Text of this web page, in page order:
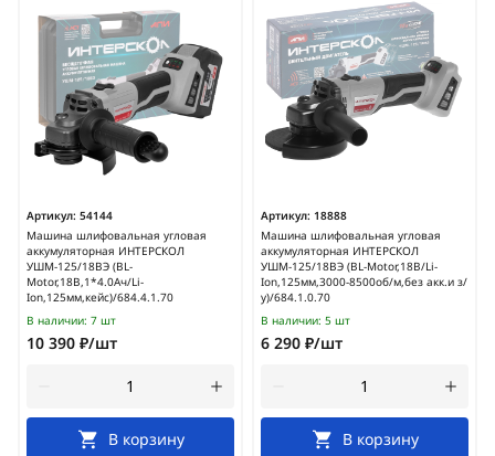
Артикул: 54144
Машина шлифовальная угловая
аккумуляторная ИНТЕРСКОЛ
УШМ-125/18ВЭ (BL-
Motor,18В,1*4.0Ач/Li-
Ion,125мм,кейс)/684.4.1.70
В наличии: 7 шт
10 390 ₽/шт
В корзину
Артикул: 18888
Машина шлифовальная угловая
аккумуляторная ИНТЕРСКОЛ
УШМ-125/18ВЭ (BL-Motor,18В/Li-
Ion,125мм,3000-8500об/м,без акк.и з/
у)/684.1.0.70
В наличии: 5 шт
6 290 ₽/шт
В корзину